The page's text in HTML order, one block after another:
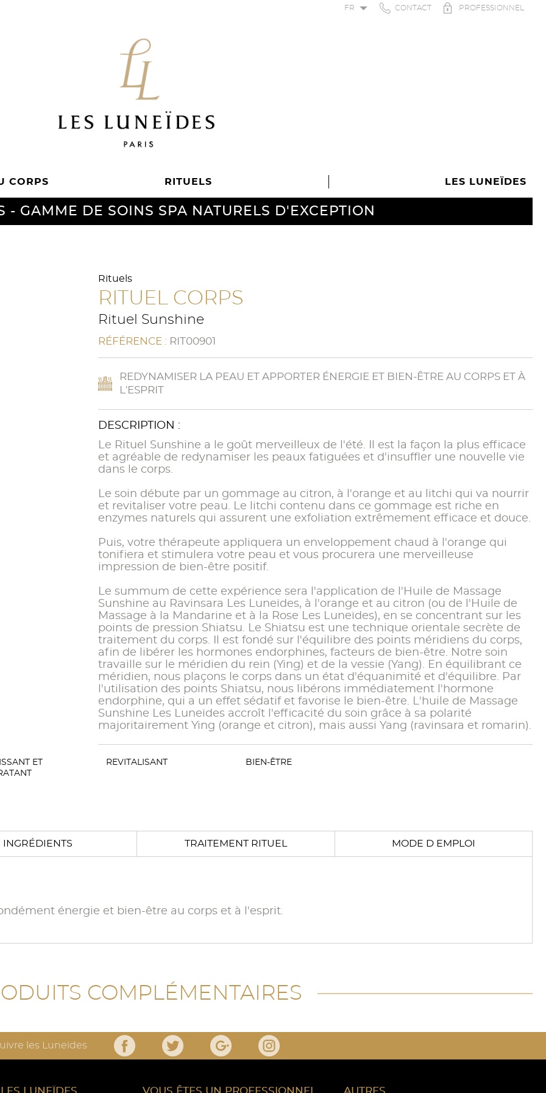
FR CONTACT PROFESSIONNEL
CORPS RITUELS LES LUNEÏDES
- GAMME DE SOINS SPA NATURELS D'EXCEPTION
Rituels
RITUEL CORPS
Rituel Sunshine
RÉFÉRENCE : RIT00901
REDYNAMISER LA PEAU ET APPORTER ÉNERGIE ET BIEN-ÊTRE AU CORPS ET À
L'ESPRIT
DESCRIPTION :
Le Rituel Sunshine a le goût merveilleux de l'été. Il est la façon la plus efficace
et agréable de redynamiser les peaux fatiguées et d'insuffler une nouvelle vie
dans le corps.
Le soin débute par un gommage au citron, à l'orange et au litchi qui va nourrir
et revitaliser votre peau. Le litchi contenu dans ce gommage est riche en
enzymes naturels qui assurent une exfoliation extrêmement efficace et douce.
Puis, votre thérapeute appliquera un enveloppement chaud à l'orange qui
tonifiera et stimulera votre peau et vous procurera une merveilleuse
impression de bien-être positif.
Le summum de cette expérience sera l'application de l'Huile de Massage
Sunshine au Ravinsara Les Luneïdes, à l'orange et au citron (ou de l'Huile de
Massage à la Mandarine et à la Rose Les Luneïdes), en se concentrant sur les
points de pression Shiatsu. Le Shiatsu est une technique orientale secrète de
traitement du corps. Il est fondé sur l'équilibre des points méridiens du corps,
afin de libérer les hormones endorphines, facteurs de bien-être. Notre soin
travaille sur le méridien du rein (Ying) et de la vessie (Yang). En équilibrant ce
méridien, nous plaçons le corps dans un état d'équanimité et d'équilibre. Par
l'utilisation des points Shiatsu, nous libérons immédiatement l'hormone
endorphine, qui a un effet sédatif et favorise le bien-être. L'huile de Massage
Sunshine Les Luneïdes accroît l'efficacité du soin grâce à sa polarité
majoritairement Ying (orange et citron), mais aussi Yang (ravinsara et romarin).
ET
REVITALISANT BIEN-ÊTRE
INGRÉDIENTS TRAITEMENT RITUEL MODE D EMPLOI
énergie et bien-être au corps et à l'esprit.
COMPLÉMENTAIRES
les Luneïdes
LES LUNEÏDES VOUS ÊTES UN PROFESSIONNEL AUTRES